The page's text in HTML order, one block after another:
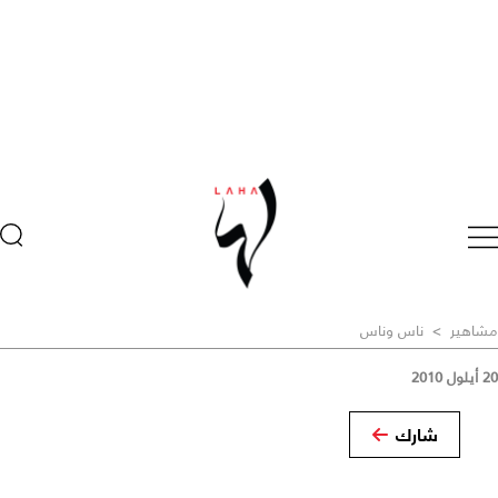
مشاهير > ناس وناس
20 أيلول 2010
شارك